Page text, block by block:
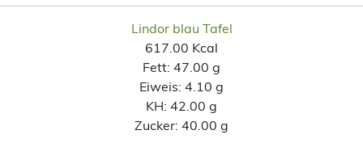
Lindor blau Tafel
617.00 Kcal
Fett: 47.00 g
Eiweis: 4.10 g
KH: 42.00 g
Zucker: 40.00 g